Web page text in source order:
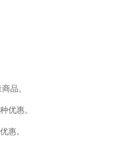
品。
优惠。
惠。